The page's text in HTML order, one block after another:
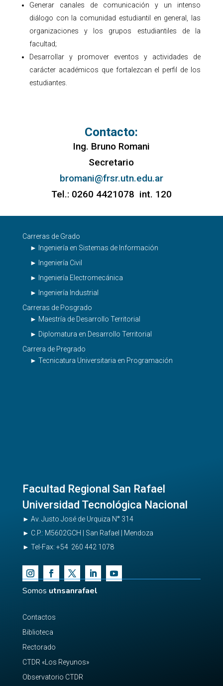
Generar canales de comunicación y un intenso
diálogo con la comunidad estudiantil en general, las
organizaciones y los grupos estudiantiles de la
facultad;
Desarrollar y promover eventos y actividades de
carácter académicos que fortalezcan el perfil de los
estudiantes.
Contacto:
Ing. Bruno Romani
Secretario
bromani@frsr.utn.edu.ar
Tel.: 0260 4421078 int. 120
Carreras de Grado
► Ingeniería en Sistemas de Información
► Ingeniería Civil
► Ingeniería Electromecánica
► Ingeniería Industrial
Carreras de Posgrado
► Maestría de Desarrollo Territorial
► Diplomatura en Desarrollo Territorial
Carrera de Pregrado
► Tecnicatura Universitaria en Programación
Facultad Regional San Rafael
Universidad Tecnológica Nacional
► Av. Justo José de Urquiza N° 314
► C.P.: M5602GCH | San Rafael | Mendoza
► Tel-Fax: +54 260 442 1078
Somos utnsanrafael
Contactos
Biblioteca
Rectorado
CTDR «Los Reyunos»
Observatorio CTDR